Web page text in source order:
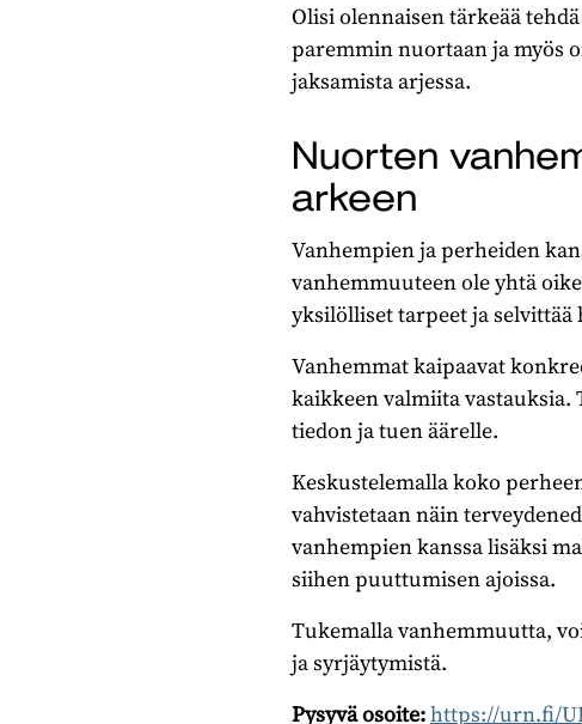
Olisi olennaisen tärkeää
paremmin nuortaan ja myös
jaksamista arjessa.
Nuorten
arkeen
Vanhempien ja perheiden
vanhemmuuteen ole yhtä
yksilölliset tarpeet ja selvittää
Vanhemmat kaipaavat
kaikkeen valmiita vastauksia.
tiedon ja tuen äärelle.
Keskustelemalla koko
vahvistetaan näin
vanhempien kanssa lisäksi
siihen puuttumisen ajoissa.
Tukemalla vanhemmuutta,
ja syrjäytymistä.
Pysyvä osoite:https://urn.fi/